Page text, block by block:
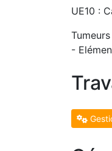
UE10 :
-